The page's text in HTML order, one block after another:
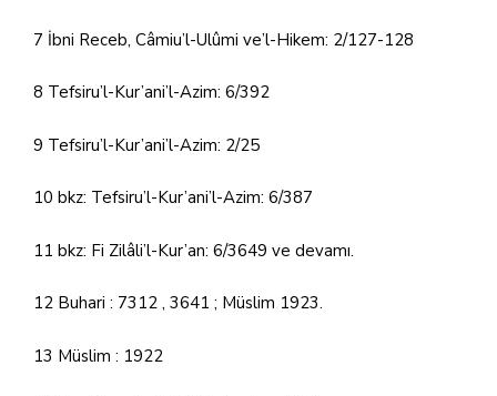
7 İbni Receb, Câmiu’l-Ulûmi ve’l-Hikem: 2/127-128
8 Tefsiru’l-Kur’ani’l-Azim: 6/392
9 Tefsiru’l-Kur’ani’l-Azim: 2/25
10 bkz: Tefsiru’l-Kur’ani’l-Azim: 6/387
11 bkz: Fi Zilâli’l-Kur’an: 6/3649 ve devamı.
12 Buhari : 7312 , 3641 ; Müslim 1923.
13 Müslim : 1922